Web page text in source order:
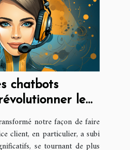
chatbots
le
?
notre façon de faire
client, en particulier, a subi
se tournant de plus